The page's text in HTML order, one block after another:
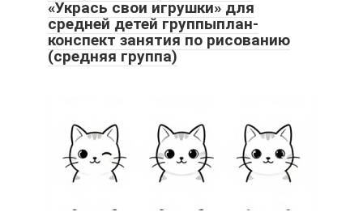
«Укрась свои игрушки» для
средней детей группыплан-
конспект занятия по рисованию
(средняя группа)